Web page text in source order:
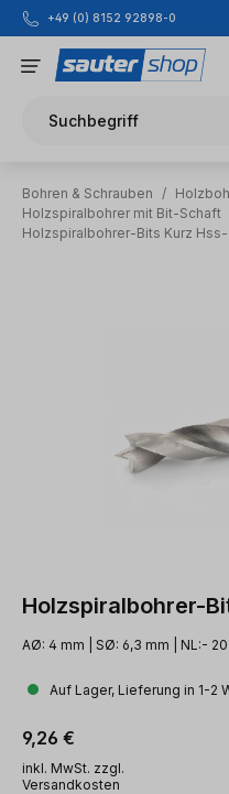
Zum Hauptinhalt springen
+49 (0) 8152 92898-0
Suchbegriff
Bohren & Schrauben /
Holzspiralbohrer mit Bit-Schaft
Holzspiralbohrer-Bits Kurz Hss-
Holzspiralbohrer-
AØ: 4 mm | SØ: 6,3 mm | NL:-
Auf Lager, Lieferung in 1-2
Regulärer Preis:
9,26 €
inkl. MwSt. zzgl.
Versandkosten